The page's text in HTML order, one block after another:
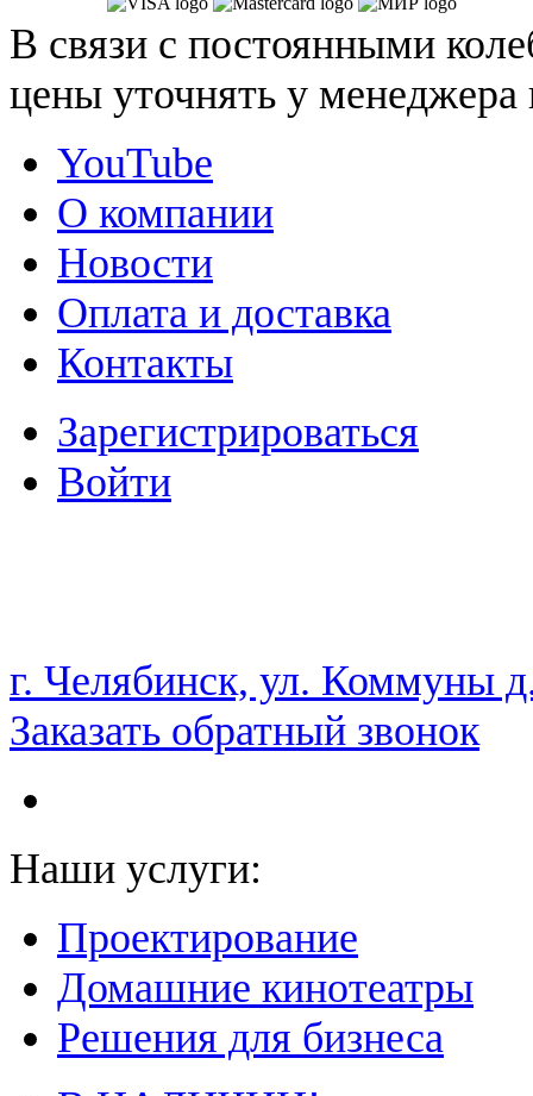
В связи с постоянными
цены уточнять у
YouTube
О компании
Новости
Оплата и доставка
Контакты
Зарегистрироваться
Войти
НАМ ДОВЕРЯЮТ С 2003 ГОДА
г. Челябинск, ул. Коммуны
Заказать обратный звонок
Наши услуги:
Проектирование
Домашние кинотеатры
Решения для бизнеса